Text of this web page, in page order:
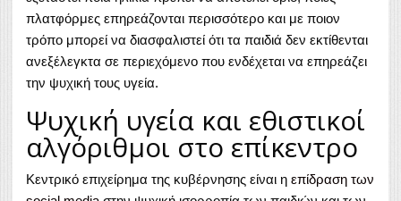
πλατφόρμες επηρεάζονται περισσότερο και με ποιον
τρόπο μπορεί να διασφαλιστεί ότι τα παιδιά δεν εκτίθενται
ανεξέλεγκτα σε περιεχόμενο που ενδέχεται να επηρεάζει
την ψυχική τους υγεία.
Ψυχική υγεία και εθιστικοί
αλγόριθμοι στο επίκεντρο
Κεντρικό επιχείρημα της κυβέρνησης είναι η επίδραση των